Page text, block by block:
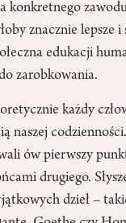
konkretnego
znacznie lepsze i
edukacji
zarobkowania.
każdy
naszej
ów pierwszy
drugiego.
dzieł –